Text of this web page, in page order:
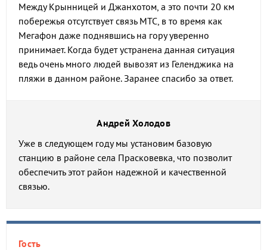
Между Крынницей и Джанхотом, а это почти 20 км
побережья отсутствует связь МТС, в то время как
Мегафон даже поднявшись на гору уверенно
принимает. Когда будет устранена данная ситуация
ведь очень много людей вывозят из Геленджика на
пляжи в данном районе. Заранее спасибо за ответ.
Андрей Холодов
Уже в следующем году мы установим базовую
станцию в районе села Прасковевка, что позволит
обеспечить этот район надежной и качественной
связью.
Гость